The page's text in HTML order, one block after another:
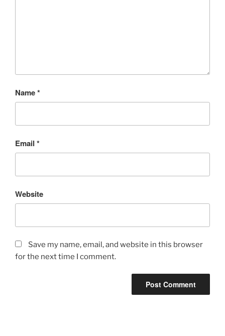
Name*
Email *
Website
Save my name, email, and website in this browser
for the next time I comment.